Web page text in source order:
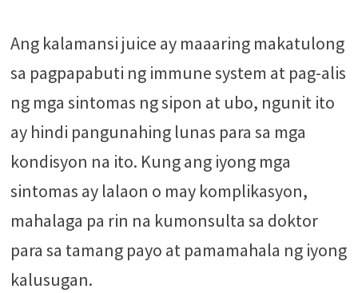
Ang kalamansi juice ay maaaring makatulong
sa pagpapabuti ng immune system at pag-alis
ng mga sintomas ng sipon at ubo, ngunit ito
ay hindi pangunahing lunas para sa mga
kondisyon na ito. Kung ang iyong mga
sintomas ay lalaon o may komplikasyon,
mahalaga pa rin na kumonsulta sa doktor
para sa tamang payo at pamamahala ng iyong
kalusugan.